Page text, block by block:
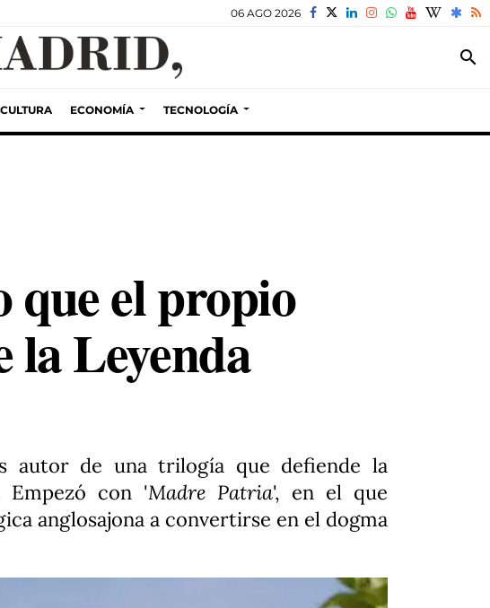
06 AGO 2026
search
CULTURA ECONOMÍA TECNOLOGÍA
el propio
la Leyenda
autor de una trilogía que defiende la
Empezó con 'Madre Patria', en el que
anglosajona a convertirse en el dogma